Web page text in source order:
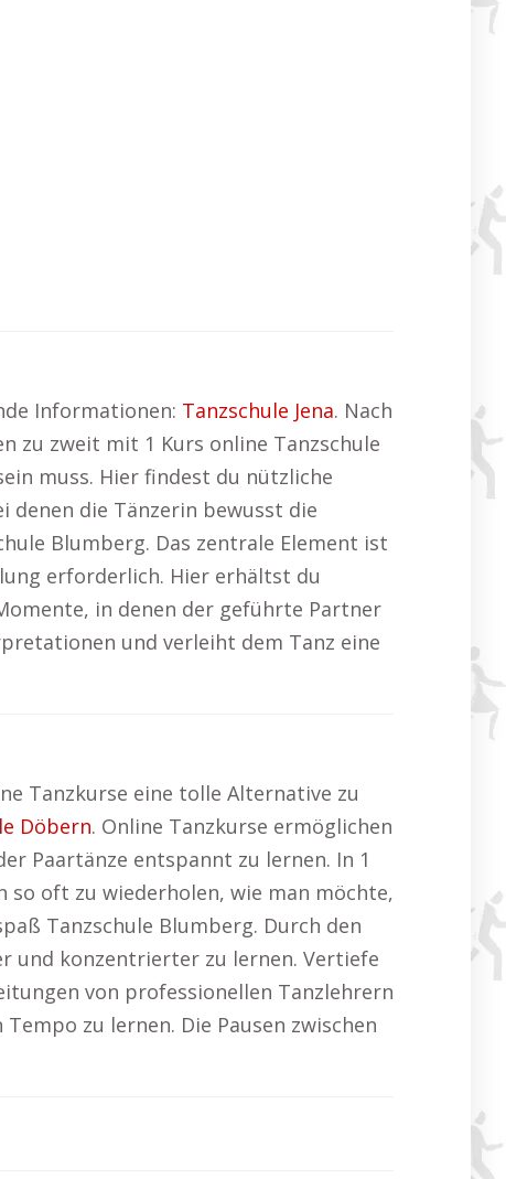
Informationen: Tanzschule Jena. Nach
zu zweit mit 1 Kurs online Tanzschule
muss. Hier findest du nützliche
denen die Tänzerin bewusst die
Blumberg. Das zentrale Element ist
erforderlich. Hier erhältst du
in denen der geführte Partner
und verleiht dem Tanz eine
Tanzkurse eine tolle Alternative zu
Döbern. Online Tanzkurse ermöglichen
Paartänze entspannt zu lernen. In 1
so oft zu wiederholen, wie man möchte,
Tanzschule Blumberg. Durch den
und konzentrierter zu lernen. Vertiefe
von professionellen Tanzlehrern
zu lernen. Die Pausen zwischen